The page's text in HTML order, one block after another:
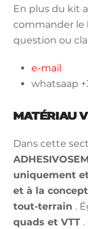
En plus du kit
commander le
question ou
e-mail
whatsaap
MATÉRIAU
Dans cette
uniquement
et à la
tout-terrain .
quads et VTT